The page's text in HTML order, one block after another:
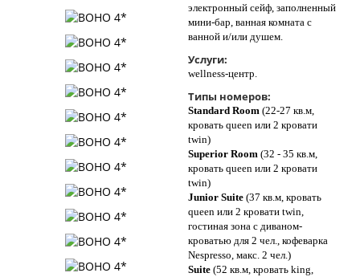
электронный сейф, заполненный
мини-бар, ванная комната с
ванной и/или душем.
Услуги:
wellness-центр.
Типы номеров:
Standard Room (22-27 кв.м,
кровать queen или 2 кровати
twin)
Superior Room (32 - 35 кв.м,
кровать queen или 2 кровати
twin)
Junior Suite (37 кв.м, кровать
queen или 2 кровати twin,
гостиная зона с диваном-
кроватью для 2 чел., кофеварка
Nespresso, макс. 2 чел.)
Suite (52 кв.м, кровать king,